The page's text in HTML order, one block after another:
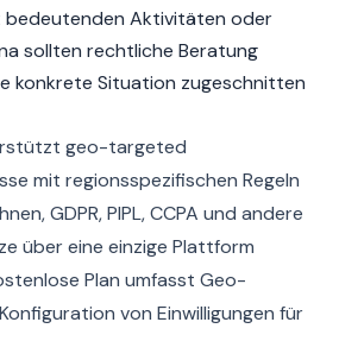
bedeutenden Aktivitäten oder
sollten rechtliche Beratung
konkrete Situation zugeschnitten
geo-targeted
mit regionsspezifischen Regeln
GDPR, PIPL, CCPA und andere
über eine einzige Plattform
Plan umfasst Geo-
von Einwilligungen für